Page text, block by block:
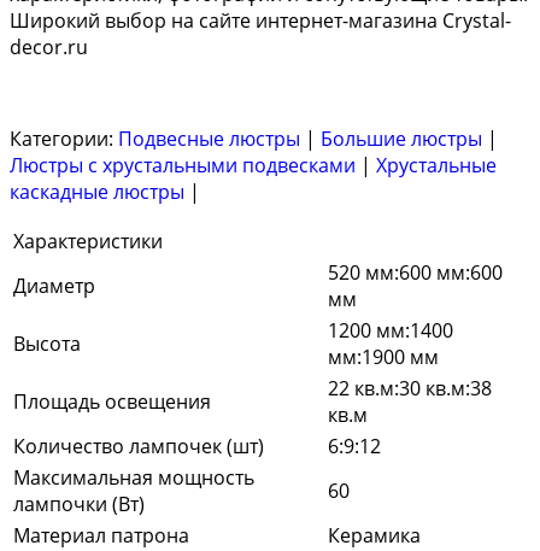
Широкий выбор на сайте интернет-магазина Crystal-
decor.ru
Категории: Подвесные люстры | Большие люстры |
Люстры с хрустальными подвесками | Хрустальные
каскадные люстры |
Характеристики
Диаметр
520 мм:600 мм:600
мм
Высота
1200 мм:1400
мм:1900 мм
Площадь освещения
22 кв.м:30 кв.м:38
кв.м
Количество лампочек (шт)
6:9:12
Максимальная мощность
лампочки (Вт)
60
Материал патрона
Керамика